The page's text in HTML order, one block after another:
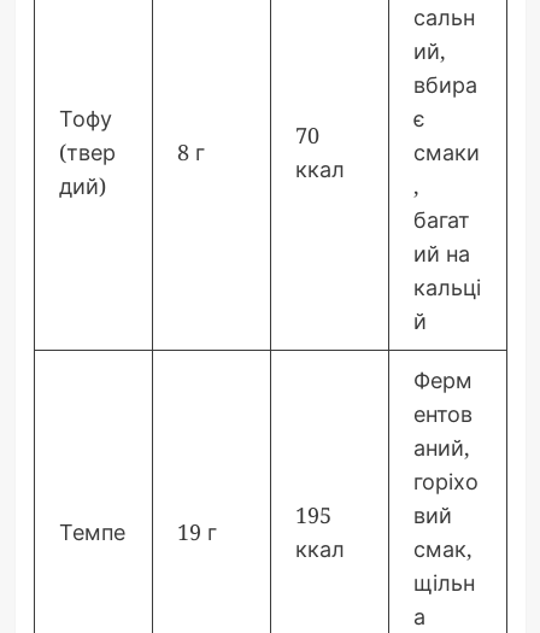
Тофу
(твер
дий)
8 г
70
ккал
сальн
ий,
вбира
є
смаки
,
багат
ий на
кальці
й
Темпе 19 г
195
ккал
Ферм
ентов
аний,
горіхо
вий
смак,
щільн
а